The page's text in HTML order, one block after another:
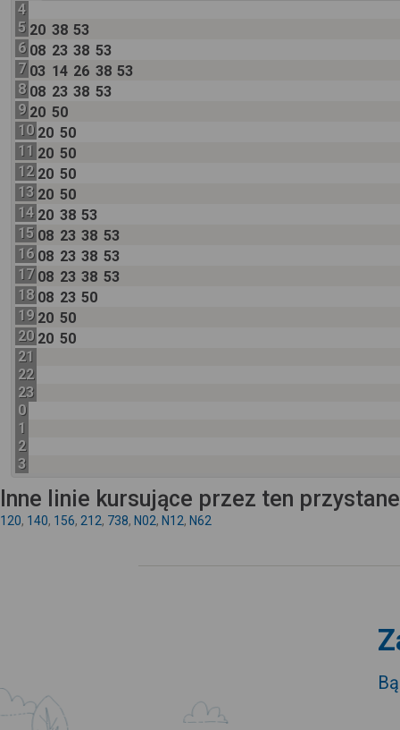
4
5 20 38 53
6 08 23 38 53
7 03 14 26 38 53
8 08 23 38 53
9 20 50
10 20 50
11 20 50
12 20 50
13 20 50
14 20 38 53
15 08 23 38 53
16 08 23 38 53
17 08 23 38 53
18 08 23 50
19 20 50
20 20 50
21
22
23
0
1
2
3
Inne linie kursujące przez ten
120, 140, 156, 212, 738, N02, N12, N62